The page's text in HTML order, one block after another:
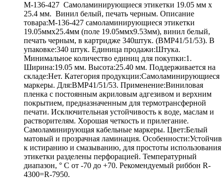
M-136-427 Самоламинирующиеся этикетки 19.05 мм х
25.4 мм. Винил белый, печать черным. Описание
товара:M-136-427 самоламинирующиеся этикетки
19.05ммх25.4мм (поле 19.05ммх9.53мм), винил белый,
печать черным, в картридже 340штук. (BMP41/51/53). В
упаковке:340 штук. Единица продажи:Штука.
Минимальное количество единиц для покупки:1.
Ширина:19.05 мм. Высота:25.40 мм. Поддерживается на
складе:Нет. Категория продукции:Самоламинирующиеся
маркеры. Для:BMP41/51/53. Применение:Виниловая
пленка с постоянным акриловым адгезивом и верхним
покрытием, предназначенным для термотрансферной
печати. Исключительная устойчивость к воде, маслам и
растворителям. Хорошая четкость и прилегание.
Самоламинирующая кабельные маркеры. Цвет:Белый
матовый и прозрачная ламинация. Особенности:Устойчив
к истиранию и смазыванию, для простоты использования
этикетки разделены перфорацией. Температурный
диапазон, ° С от -70 до +70. Рекомендуемый риббон R-
4300=R-7950.